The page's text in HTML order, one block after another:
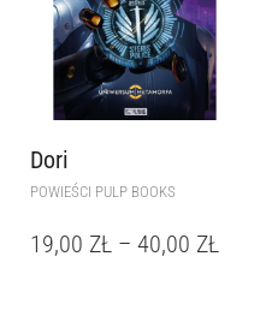
Dori
POWIEŚCI PULP BOOKS
19,00 ZŁ – 40,00 ZŁ